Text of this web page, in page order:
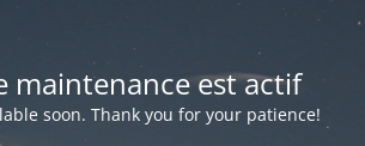
maintenance est actif
soon. Thank you for your patience!